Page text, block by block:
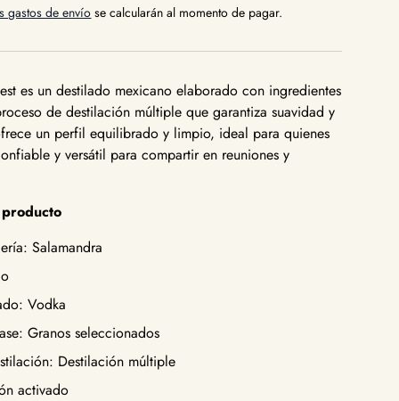
gastos de envío se calcularán al momento de pagar.
es un destilado mexicano elaborado con ingredientes
de destilación múltiple que garantiza suavidad y
un perfil equilibrado y limpio, ideal para quienes
y versátil para compartir en reuniones y
Salamandra
Vodka
Granos seleccionados
Destilación múltiple
activado